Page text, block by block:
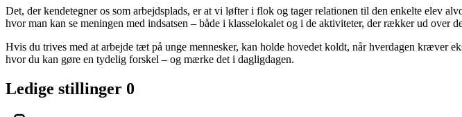
Det, der kendetegner os som arbejdsplads, er at vi løfter i flok og tager relationen til den enkelte elev
hvor man kan se meningen med indsatsen – både i klasselokalet og i de aktiviteter, der rækker ud over
Hvis du trives med at arbejde tæt på unge mennesker, kan holde hovedet koldt, når hverdagen kræver
hvor du kan gøre en tydelig forskel – og mærke det i dagligdagen.
Ledige stillinger 0